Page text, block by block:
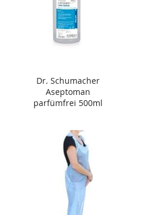
Dr. Schumacher
Aseptoman
parfümfrei 500ml